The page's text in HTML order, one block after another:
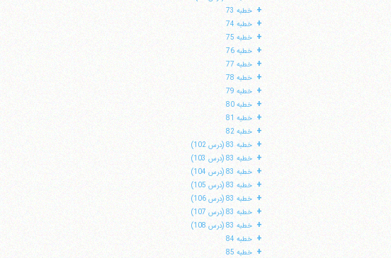
+ خطبه 73
+ خطبه 74
+ خطبه 75
+ خطبه 76
+ خطبه 77
+ خطبه 78
+ خطبه 79
+ خطبه 80
+ خطبه 81
+ خطبه 82
+ خطبه 83 (درس 102)
+ خطبه 83 (درس 103)
+ خطبه 83 (درس 104)
+ خطبه 83 (درس 105)
+ خطبه 83 (درس 106)
+ خطبه 83 (درس 107)
+ خطبه 83 (درس 108)
+ خطبه 84
+ خطبه 85